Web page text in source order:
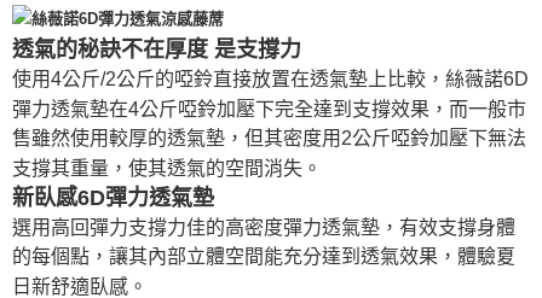
透氣的秘訣不在厚度 是支撐力
使用4公斤/2公斤的啞鈴直接放置在透氣墊上比較，絲薇諾6D
彈力透氣墊在4公斤啞鈴加壓下完全達到支撐效果，而一般市
售雖然使用較厚的透氣墊，但其密度用2公斤啞鈴加壓下無法
支撐其重量，使其透氣的空間消失。
新臥感6D彈力透氣墊
選用高回彈力支撐力佳的高密度彈力透氣墊，有效支撐身體
的每個點，讓其內部立體空間能充分達到透氣效果，體驗夏
日新舒適臥感。